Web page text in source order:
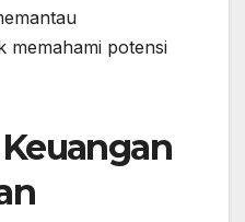
memahami potensi